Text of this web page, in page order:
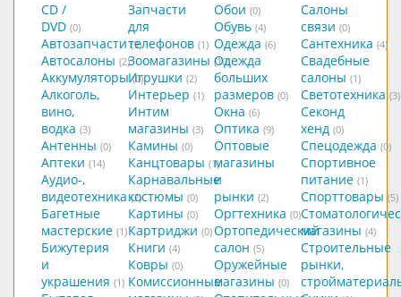
CD /
DVD (0)
Автозапчасти (9)
Автосалоны (2)
Аккумуляторы (0)
Алкоголь,
вино,
водка (3)
Антенны (0)
Аптеки (14)
Аудио-,
видеотехника (2)
Багетные
мастерские (1)
Бижутерия
и
украшения (1)
Запчасти
для
телефонов (1)
Зоомагазины (10)
Игрушки (2)
Интерьер (1)
Интим
магазины (3)
Камины (0)
Канцтовары (1)
Карнавальные
костюмы (0)
Картины (0)
Картриджи (0)
Книги (4)
Ковры (0)
Комиссионные
Обои (0)
Обувь (4)
Одежда (6)
Одежда
больших
размеров (0)
Окна (6)
Оптика (9)
Оптовые
магазины
и
рынки (2)
Оргтехника (0)
Ортопедический
салон (5)
Оружейные
магазины (0)
Салоны
связи (0)
Сантехника (4)
Свадебные
салоны (1)
Светотехника (3)
Секонд
хенд (0)
Спецодежда (0)
Спортивное
питание (1)
Спорттовары (5)
магазины (4)
Строительные
рынки,